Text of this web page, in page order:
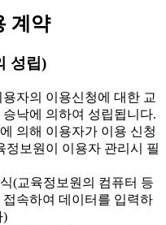
계약
성립)
자의 이용신청에 대한 교
낙에 의하여 성립됩니다.
의해 이용자가 이용 신청
정보원이 이용자 관리시 필
(교육정보원의 컴퓨터 등
속하여 데이터를 입력하
)